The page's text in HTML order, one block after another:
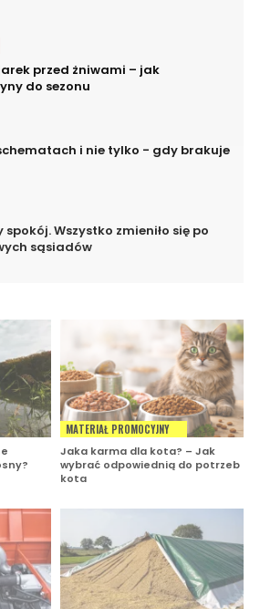
przed żniwami – jak
do sezonu
i nie tylko - gdy brakuje
spokój. Wszystko zmieniło się po
sąsiadów
MATERIAŁ PROMOCYJNY
Jaka karma dla kota? – Jak
wybrać odpowiednią do potrzeb
kota